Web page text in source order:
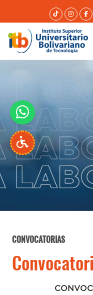
CONVOCATORIAS